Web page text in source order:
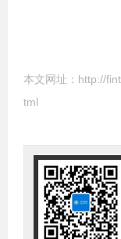
本文网址： http://
tml